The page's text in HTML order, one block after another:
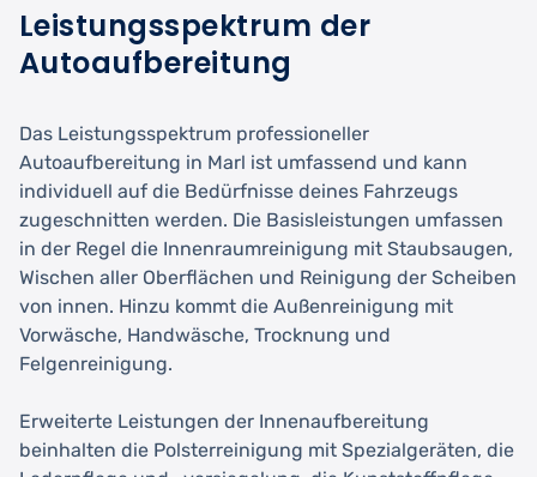
Leistungsspektrum der
Autoaufbereitung
Das Leistungsspektrum professioneller
Autoaufbereitung in Marl ist umfassend und kann
individuell auf die Bedürfnisse deines Fahrzeugs
zugeschnitten werden. Die Basisleistungen umfassen
in der Regel die Innenraumreinigung mit Staubsaugen,
Wischen aller Oberflächen und Reinigung der Scheiben
von innen. Hinzu kommt die Außenreinigung mit
Vorwäsche, Handwäsche, Trocknung und
Felgenreinigung.
Erweiterte Leistungen der Innenaufbereitung
beinhalten die Polsterreinigung mit Spezialgeräten, die